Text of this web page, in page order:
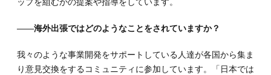
怖」
の正
知る
こと
――海外出張ではどのようなことをされていますか？
我々のような事業開発をサポートしている人達が各国から集ま
り意見交換をするコミュニティに参加しています。「日本では